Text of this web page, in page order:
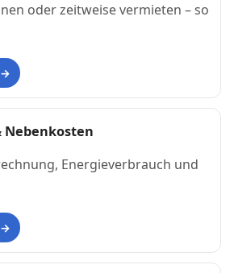
oder zeitweise vermieten – so
Energieverbrauch und